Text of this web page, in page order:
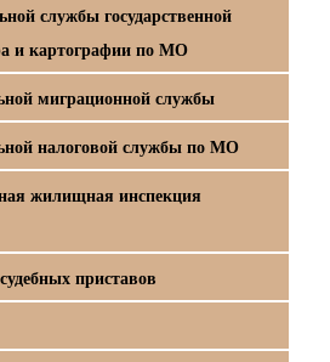
службы государственной
и картографии по МО
миграционной службы
налоговой службы по МО
жилищная инспекция
приставов